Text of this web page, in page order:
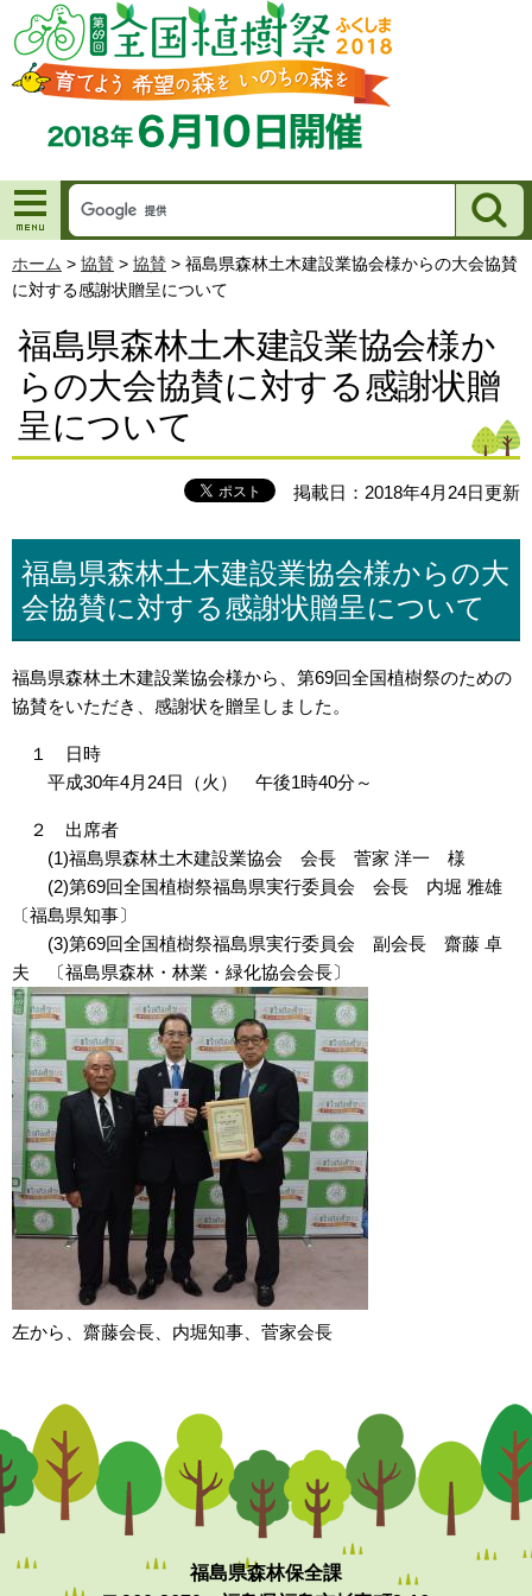
ホーム > 協賛 > 協賛 > 福島県森林土木建設業協会様からの大会協賛
に対する感謝状贈呈について
福島県森林土木建設業協会様か
らの大会協賛に対する感謝状贈
呈について
掲載日：2018年4月24日更新
福島県森林土木建設業協会様からの大
会協賛に対する感謝状贈呈について
福島県森林土木建設業協会様から、第69回全国植樹祭のための
協賛をいただき、感謝状を贈呈しました。
１ 日時
平成30年4月24日（火） 午後1時40分～
２ 出席者
(1)福島県森林土木建設業協会 会長 菅家 洋一 様
(2)第69回全国植樹祭福島県実行委員会 会長 内堀 雅雄
〔福島県知事〕
(3)第69回全国植樹祭福島県実行委員会 副会長 齋藤 卓
夫 〔福島県森林・林業・緑化協会会長〕
左から、齋藤会長、内堀知事、菅家会長
福島県森林保全課